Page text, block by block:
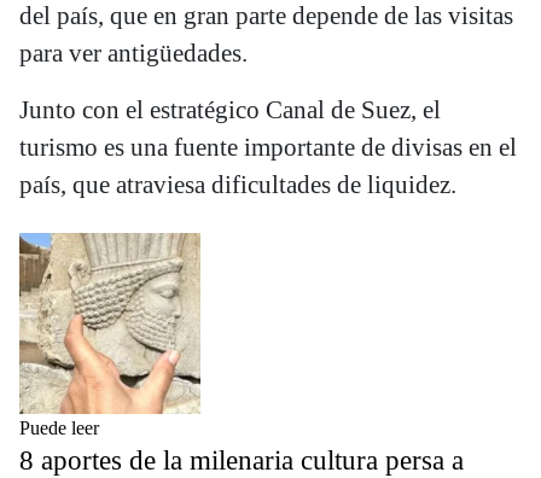
del país, que en gran parte depende de las visitas
para ver antigüedades.
Junto con el estratégico Canal de Suez, el
turismo es una fuente importante de divisas en el
país, que atraviesa dificultades de liquidez.
Puede leer
8 aportes de la milenaria cultura persa a